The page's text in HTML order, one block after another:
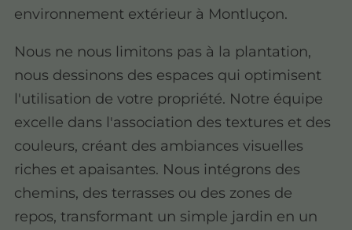
environnement extérieur à Montluçon.
Nous ne nous limitons pas à la plantation,
nous dessinons des espaces qui optimisent
l'utilisation de votre propriété. Notre équipe
excelle dans l'association des textures et des
couleurs, créant des ambiances visuelles
riches et apaisantes. Nous intégrons des
chemins, des terrasses ou des zones de
repos, transformant un simple jardin en un